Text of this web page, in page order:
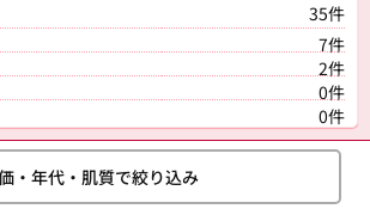
35件
7件
2件
0件
0件
・年代・肌質で絞り込み